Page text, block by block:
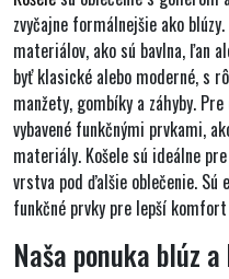
zvyčajne formálnejšie ako
materiálov, ako sú bavlna, ľan
byť klasické alebo moderné, s
manžety, gombíky a záhyby. Pre
vybavené funkčnými prvkami,
materiály. Košele sú ideálne
vrstva pod ďalšie oblečenie. Sú
funkčné prvky pre lepší
Naša ponuka blúz